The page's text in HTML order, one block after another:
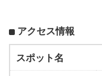
アクセス情報
スポット名